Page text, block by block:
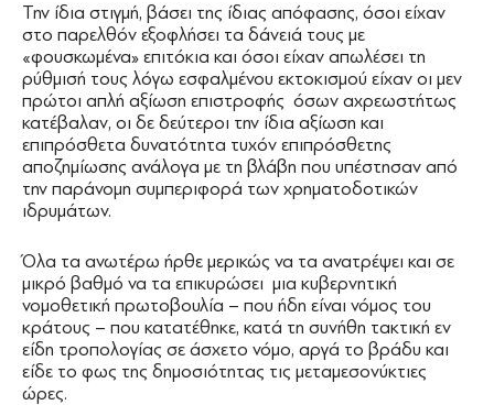
Την ίδια στιγμή, βάσει της ίδιας απόφασης, όσοι είχαν
στο παρελθόν εξοφλήσει τα δάνειά τους με
«φουσκωμένα» επιτόκια και όσοι είχαν απωλέσει τη
ρύθμισή τους λόγω εσφαλμένου εκτοκισμού είχαν οι μεν
πρώτοι απλή αξίωση επιστροφής όσων αχρεωστήτως
κατέβαλαν, οι δε δεύτεροι την ίδια αξίωση και
επιπρόσθετα δυνατότητα τυχόν επιπρόσθετης
αποζημίωσης ανάλογα με τη βλάβη που υπέστησαν από
την παράνομη συμπεριφορά των χρηματοδοτικών
ιδρυμάτων.
Όλα τα ανωτέρω ήρθε μερικώς να τα ανατρέψει και σε
μικρό βαθμό να τα επικυρώσει μια κυβερνητική
νομοθετική πρωτοβουλία – που ήδη είναι νόμος του
κράτους – που κατατέθηκε, κατά τη συνήθη τακτική εν
είδη τροπολογίας σε άσχετο νόμο, αργά το βράδυ και
είδε το φως της δημοσιότητας τις μεταμεσονύκτιες
ώρες.